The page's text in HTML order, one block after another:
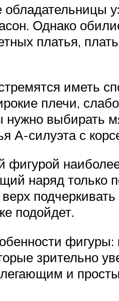
Однако
платья,
иметь
плечи,
выбирать
силуэта с
наряд только
подойдет.
зрительно
и